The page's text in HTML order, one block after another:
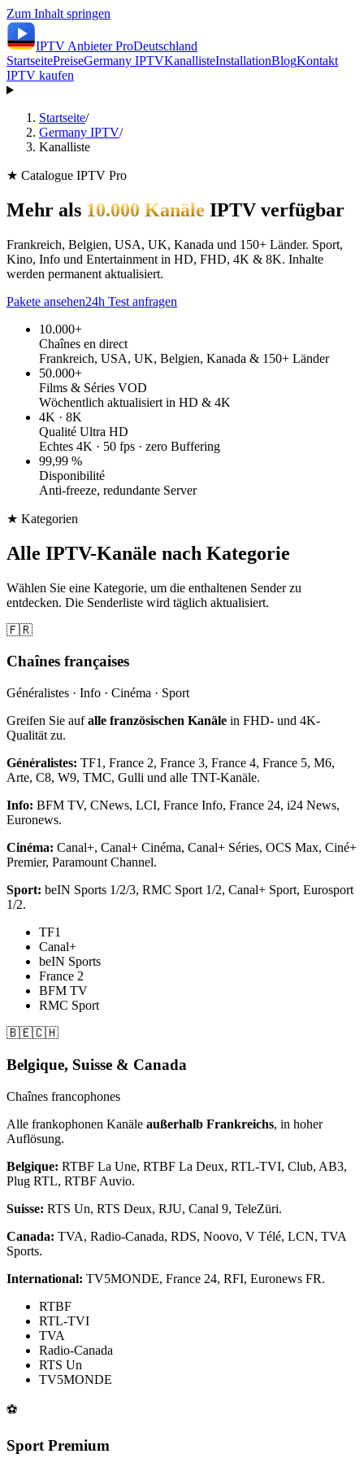
Zum Inhalt springen
IPTV AnbieterProDeutschland
StartseitePreiseGermany IPTVKanallisteInstallationBlogKontakt
IPTV kaufen
Startseite/
Germany IPTV/
Kanalliste
★ Catalogue IPTV Pro
Mehr als 10.000 Kanäle IPTV verfügbar
Frankreich, Belgien, USA, UK, Kanada und 150+ Länder. Sport,
Kino, Info und Entertainment in HD, FHD, 4K & 8K. Inhalte
werden permanent aktualisiert.
Pakete ansehen24h Test anfragen
10.000+
Chaînes en direct
Frankreich, USA, UK, Belgien, Kanada & 150+ Länder
50.000+
Films & Séries VOD
Wöchentlich aktualisiert in HD & 4K
4K · 8K
Qualité Ultra HD
Echtes 4K · 50 fps · zero Buffering
99,99 %
Disponibilité
Anti-freeze, redundante Server
★ Kategorien
Alle IPTV-Kanäle nach Kategorie
Wählen Sie eine Kategorie, um die enthaltenen Sender zu
entdecken. Die Senderliste wird täglich aktualisiert.
🇫🇷
Chaînes françaises
Généralistes · Info · Cinéma · Sport
Greifen Sie aufalle französischen Kanäle in FHD- und 4K-
Qualität zu.
Généralistes: TF1, France 2, France 3, France 4, France 5, M6,
Arte, C8, W9, TMC, Gulli und alle TNT-Kanäle.
Info: BFM TV, CNews, LCI, France Info, France 24, i24 News,
Euronews.
Cinéma: Canal+, Canal+ Cinéma, Canal+ Séries, OCS Max, Ciné+
Premier, Paramount Channel.
Sport: beIN Sports 1/2/3, RMC Sport 1/2, Canal+ Sport, Eurosport
1/2.
TF1
Canal+
beIN Sports
France 2
BFM TV
RMC Sport
🇧🇪🇨🇭
Belgique, Suisse & Canada
Chaînes francophones
Alle frankophonen Kanäle außerhalb Frankreichs, in hoher
Auflösung.
Belgique: RTBF La Une, RTBF La Deux, RTL-TVI, Club, AB3,
Plug RTL, RTBF Auvio.
Suisse: RTS Un, RTS Deux, RJU, Canal 9, TeleZüri.
Canada: TVA, Radio-Canada, RDS, Noovo, V Télé, LCN, TVA
Sports.
International: TV5MONDE, France 24, RFI, Euronews FR.
RTBF
RTL-TVI
TVA
Radio-Canada
RTS Un
TV5MONDE
⚽
Sport Premium